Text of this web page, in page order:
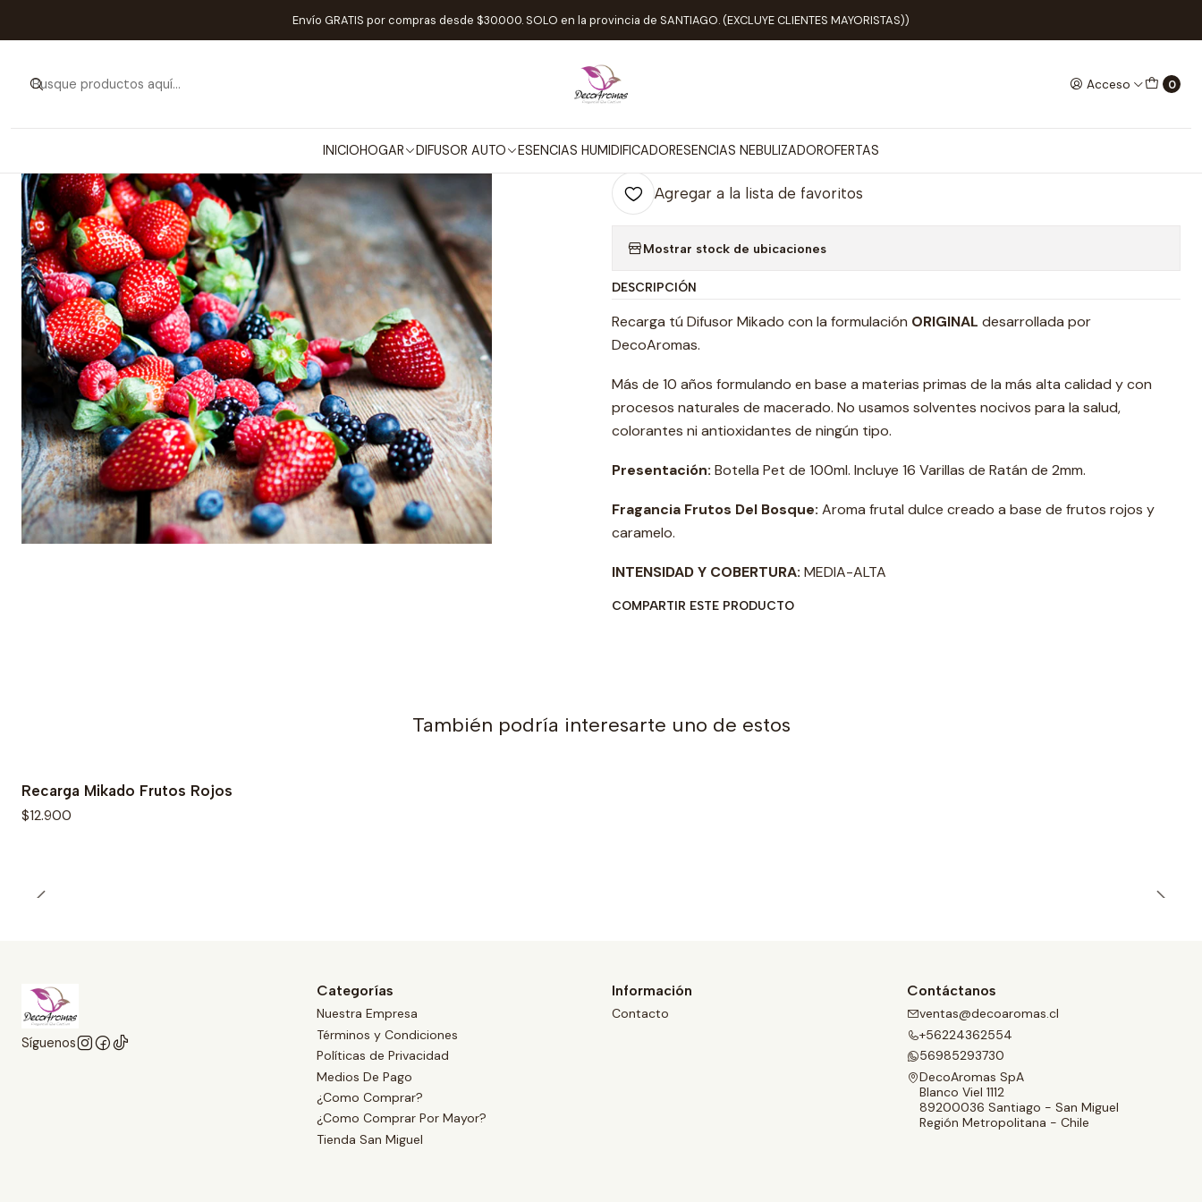
Acceso 0
INICIOHOGAR DIFUSOR AUTO ESENCIAS HUMIDIFICADORESENCIAS NEBULIZADOROFERTAS
Envío GRATIS por compras desde $30.000. SOLO en la provincia de SANTIAGO. (EXCLUYE CLIENTES MAYORISTAS))
Inicio HOGAR Recarga Mikado Frutos Del Bosque
|
Recarga Mikado Frutos Del Bosque
Cantidad
Agregar al Carro
Agregar a la lista de favoritos
Mostrar stock de ubicaciones
DESCRIPCIÓN
Recarga tú Difusor Mikado con la formulación ORIGINAL desarrollada por
DecoAromas.
Más de 10 años formulando en base a materias primas de la más alta calidad y con
procesos naturales de macerado. No usamos solventes nocivos para la salud,
colorantes ni antioxidantes de ningún tipo.
Presentación: Botella Pet de 100ml. Incluye 16 Varillas de Ratán de 2mm.
Fragancia Frutos Del Bosque: Aroma frutal dulce creado a base de frutos rojos y
caramelo.
INTENSIDAD Y COBERTURA: MEDIA-ALTA
COMPARTIR ESTE PRODUCTO
También podría interesarte uno de estos
Recarga Mikado Frutos Rojos
$12.900
Síguenos
Categorías
Nuestra Empresa
Términos y Condiciones
Políticas de Privacidad
Medios De Pago
¿Como Comprar?
¿Como Comprar Por Mayor?
Tienda San Miguel
Información
Contacto
Contáctanos
ventas@decoaromas.cl
+56224362554
56985293730
DecoAromas SpA
Blanco Viel 1112
89200036 Santiago - San Miguel
Región Metropolitana - Chile